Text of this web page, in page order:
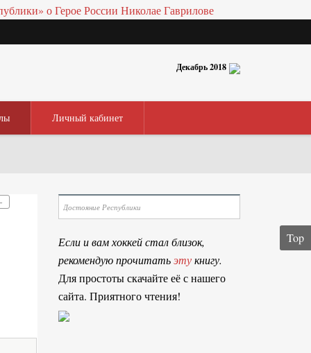
Декабрь 2018
Личный кабинет
Если и вам хоккей стал близок,
рекомендую прочитатьэтукнигу.
Для простоты скачайте её с нашего
сайта. Приятного чтения!
Top